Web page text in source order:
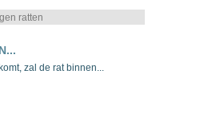
zal de rat binnen...